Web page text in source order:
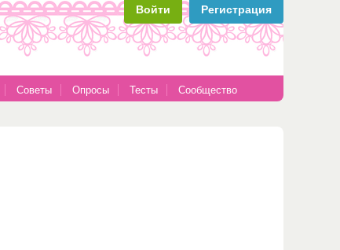
Войти Регистрация
Советы Опросы Тесты Сообщество